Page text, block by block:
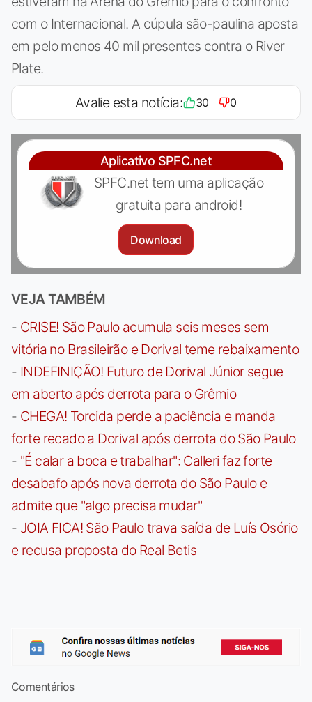
com o Internacional. A cúpula são-paulina aposta
em pelo menos 40 mil presentes contra o River
Plate.
Avalie esta notícia: 30 0
Aplicativo SPFC.net
SPFC.net tem uma aplicação
gratuita para android!
Download
VEJA TAMBÉM
- CRISE! São Paulo acumula seis meses sem
vitória no Brasileirão e Dorival teme rebaixamento
- INDEFINIÇÃO! Futuro de Dorival Júnior segue
em aberto após derrota para o Grêmio
- CHEGA! Torcida perde a paciência e manda
forte recado a Dorival após derrota do São Paulo
- "É calar a boca e trabalhar": Calleri faz forte
desabafo após nova derrota do São Paulo e
admite que "algo precisa mudar"
- JOIA FICA! São Paulo trava saída de Luís Osório
e recusa proposta do Real Betis
Comentários